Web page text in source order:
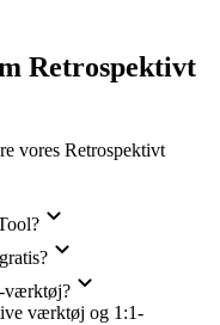
Retrospektivt
vores Retrospektivt
værktøj?
værktøj og 1:1-